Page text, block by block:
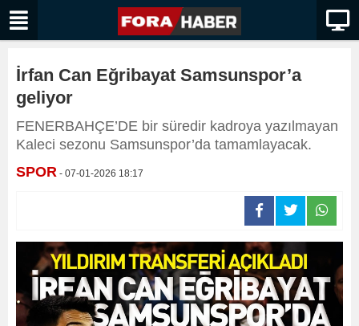
İrfan Can Eğribayat Samsunspor’a
geliyor
FENERBAHÇE’DE bir süredir kadroya yazılmayan
Kaleci sezonu Samsunspor’da tamamlayacak.
SPOR - 07-01-2026 18:17